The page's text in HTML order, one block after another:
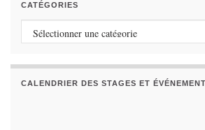
CATÉGORIES
Catégories
CALENDRIER DES STAGES ET